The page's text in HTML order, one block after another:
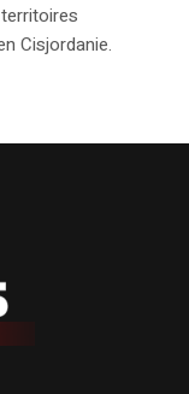
Cisjordanie.